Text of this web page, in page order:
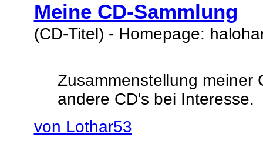
Meine CD-Sammlung
(CD-Titel) - Homepage:
Zusammenstellung meiner
andere CD's bei Interesse.
von Lothar53